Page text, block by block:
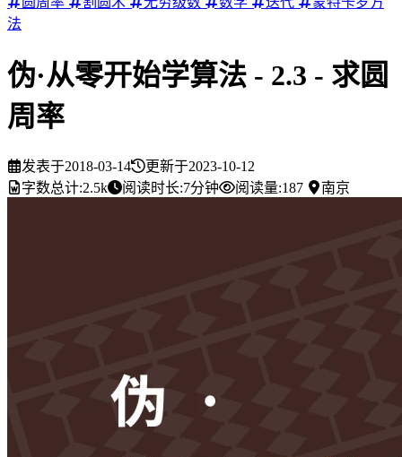
法
伪·从零开始学算法 - 2.3 - 求圆
周率
发表于2018-03-14 更新于2023-10-12
字数总计:2.5k 阅读时长:7分钟 阅读量:187 南京